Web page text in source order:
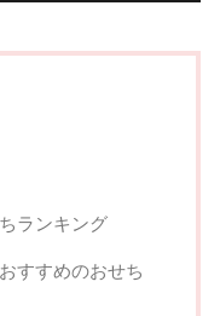
ランキング
すすめのおせち